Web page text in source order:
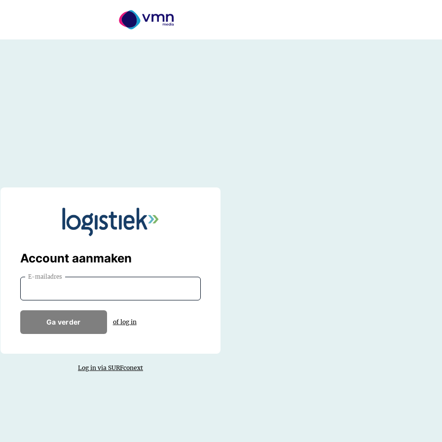
Account aanmaken
E-mailadres
Ga verder of log in
Log in via SURFconext